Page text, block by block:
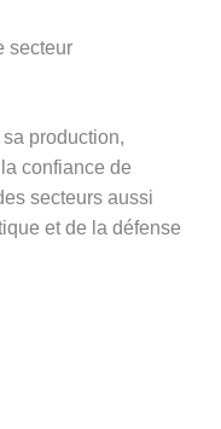
secteur
production,
confiance de
secteurs aussi
et de la défense